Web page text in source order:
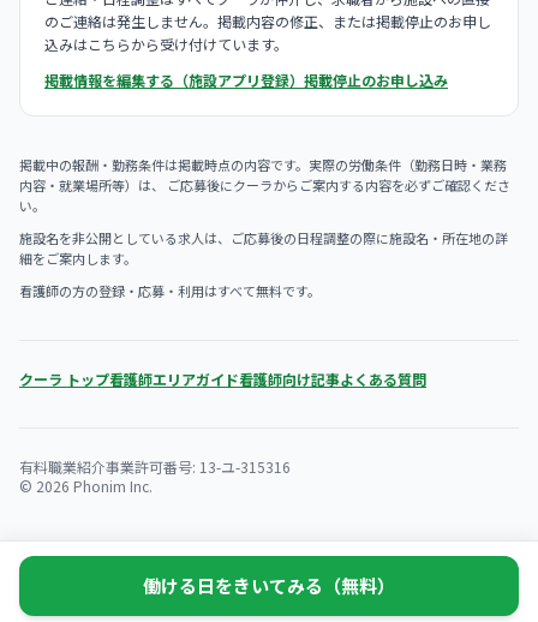
のご連絡は発生しません。掲載内容の修正、または掲載停止のお申し
込みはこちらから受け付けています。
掲載情報を編集する（施設アプリ登録） 掲載停止のお申し込み
掲載中の報酬・勤務条件は掲載時点の内容です。実際の労働条件（勤務日時・業務
内容・就業場所等）は、 ご応募後にクーラからご案内する内容を必ずご確認くださ
い。
施設名を非公開としている求人は、ご応募後の日程調整の際に施設名・所在地の詳
細をご案内します。
看護師の方の登録・応募・利用はすべて無料です。
クーラ トップ看護師エリアガイド看護師向け記事よくある質問
有料職業紹介事業許可番号: 13-ユ-315316
© 2026 Phonim Inc.
働ける日をきいてみる（無料）